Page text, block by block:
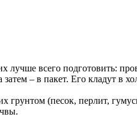
лучше всего подготовить:
– в пакет. Его кладут в
грунтом (песок, перлит,